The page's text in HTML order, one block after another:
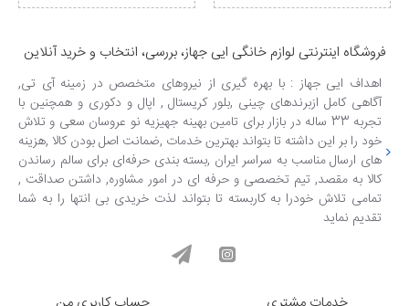
فروشگاه اینترنتی لوازم خانگی ایی جهاز، بررسی، انتخاب و خرید آنلاین
اهداف ایی جهاز : با بهره گیری از نیروهای متخصص در زمینه آی تی,
آگاهی کامل ازبرندهای چینی ,بلور کریستال , اپال و دکوری و همچنین با
تجربه 33 ساله در بازار برای تامین بهینه جهیزیه نو عروسان سعی و تلاش
خود را بر این داشته تا بتواند بهترین خدمات ,ضمانت اصل بودن کالا ,هزینه
های ارسال مناسب به سراسر ایران ,بسته بندی حرفه‌ای برای سالم رساندن
کالا به مقصد, تیم تخصصی و حرفه ای در امور مشاوره, داشتن صداقت ,
تمامی تلاش خودرا به کاربسته تا بتواند لذت خریدی بی انتها را به شما
تقدیم نماید